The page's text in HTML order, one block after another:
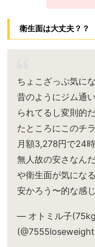
衛生面は大丈夫？？
ちょこざっぷ気に
昔のようにジム通
られてるし変則的
たところにこのチラ
月額3,278円で24
無人故の安さなん
や衛生面が気にな
安かろう〜的な感
— オトミル子